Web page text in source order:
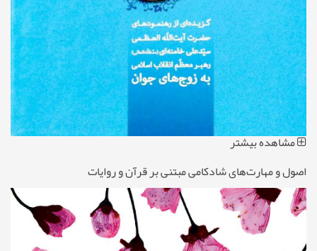
مشاهده بیشتر
اصول و مهارت‌های شادکامی مبتنی بر قرآن و روایات